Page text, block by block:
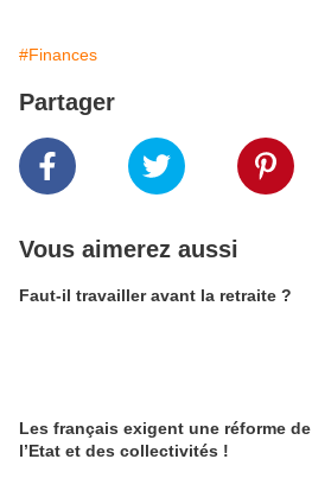
#Finances
Partager
Vous aimerez aussi
Faut-il travailler avant la retraite ?
Les français exigent une réforme de
l’Etat et des collectivités !